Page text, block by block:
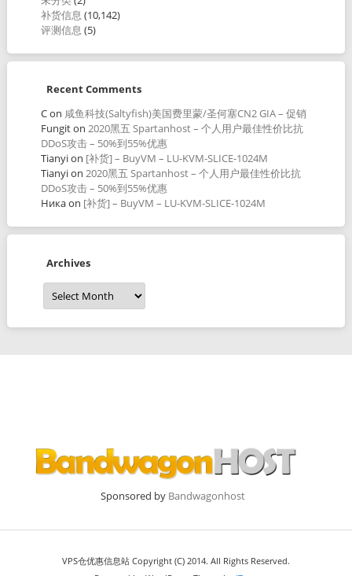
补货信息 (10,142)
评测信息 (5)
Recent Comments
Con 咸鱼科技(Saltyfish)美国费里蒙/圣何塞CN2 GIA – 促销
Fungiton 2020黑五 Spartanhost – 个人用户最佳性价比抗
DDoS攻击 – 50%到55%优惠
Tianyion [补货] – BuyVM – LU-KVM-SLICE-1024M
Tianyion 2020黑五 Spartanhost – 个人用户最佳性价比抗
DDoS攻击 – 50%到55%优惠
Никаon [补货] – BuyVM – LU-KVM-SLICE-1024M
Archives
Archives
Sponsored by Bandwagonhost
VPS仓优惠信息站 Copyright (C) 2014. All Rights Reserved.